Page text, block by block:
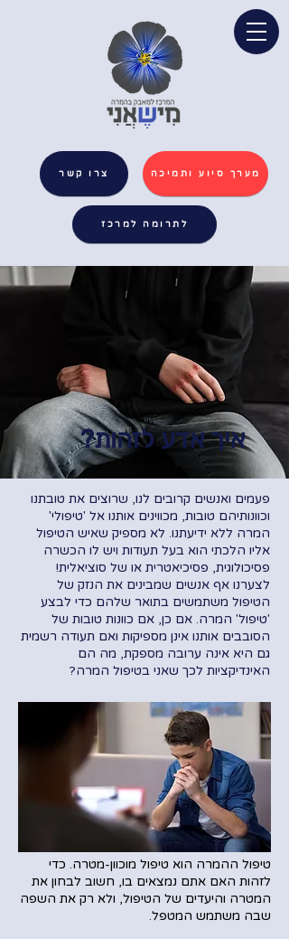
מערך סיוע ותמיכה צרו קשר
לתרומה למרכז
איך אדע לזהות?
פעמים ואנשים קרובים לנו, שרוצים את טובתנו
וכוונותיהם טובות, מכווינים אותנו אל 'טיפולי'
המרה ללא ידיעתנו. לא מספיק שאיש הטיפול
אליו הלכתי הוא בעל תעודות ויש לו הכשרה
פסיכולוגית, פסיכיאטרית או של סוציאלית!
לצערנו אף אנשים שמבינים את הנזק של
הטיפול משתמשים בתואר שלהם כדי לבצע
'טיפול' המרה. אם כן, אם כוונות טובות של
הסובבים אותנו אינן מספיקות ואם תעודה רשמית
גם היא אינה ערובה מספקת, מה הם
האינדיקציות לכך שאני בטיפול המרה?
טיפול ההמרה הוא טיפול מוכוון-מטרה. כדי
לזהות האם אתם נמצאים בו, חשוב לבחון את
המטרה והיעדים של הטיפול, ולא רק את השפה
שבה משתמש המטפל.